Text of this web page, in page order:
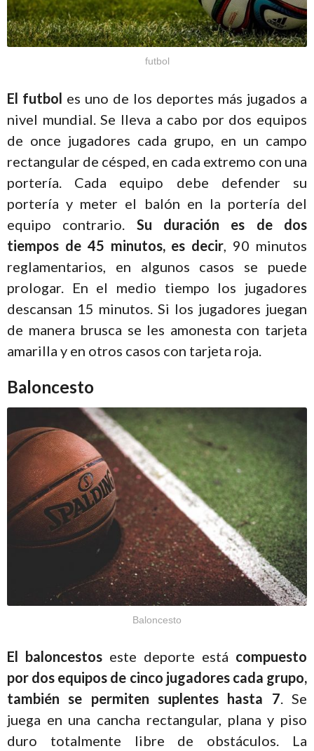
futbol
El futbol es uno de los deportes más jugados a
nivel mundial. Se lleva a cabo por dos equipos
de once jugadores cada grupo, en un campo
rectangular de césped, en cada extremo con una
portería. Cada equipo debe defender su
portería y meter el balón en la portería del
equipo contrario. Su duración es de dos
tiempos de 45 minutos, es decir , 90 minutos
reglamentarios, en algunos casos se puede
prologar. En el medio tiempo los jugadores
descansan 15 minutos. Si los jugadores juegan
de manera brusca se les amonesta con tarjeta
amarilla y en otros casos con tarjeta roja.
Baloncesto
Baloncesto
El baloncestos este deporte está compuesto
por dos equipos de cinco jugadores cada grupo,
también se permiten suplentes hasta 7. Se
juega en una cancha rectangular, plana y piso
duro totalmente libre de obstáculos. La